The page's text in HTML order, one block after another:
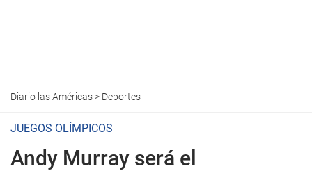
Diario las Américas> Deportes
JUEGOS OLÍMPICOS
Andy Murray será el